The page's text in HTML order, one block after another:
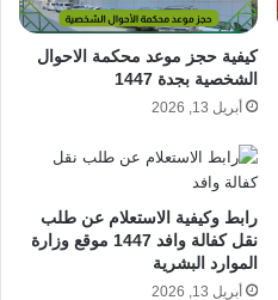
كيفية حجز موعد محكمة الاحوال
الشخصية بجدة 1447
أبريل 13, 2026
رابط وكيفية الاستعلام عن طلب
نقل كفالة وافد 1447 موقع وزارة
الموارد البشرية
أبريل 13, 2026